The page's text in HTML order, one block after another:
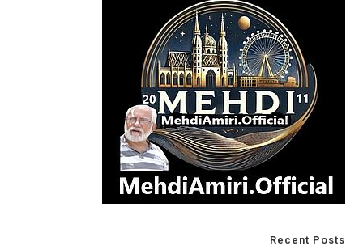
Recent Posts